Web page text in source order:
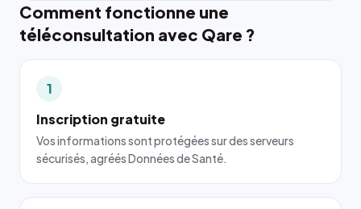
Comment fonctionne une
téléconsultation avec Qare ?
1
Inscription gratuite
Vos informations sont protégées sur des serveurs
sécurisés, agréés Données de Santé.